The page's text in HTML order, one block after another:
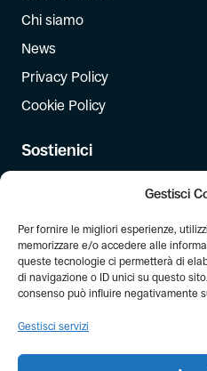
Gestisci
Per fornire le migliori esperienze,
memorizzare e/o accedere alle
queste tecnologie ci permetterà di
di navigazione o ID unici su questo
consenso può influire negativamente
Gestisci servizi
Chi siamo
News
Privacy Policy
Cookie Policy
Sostienici
Dona il 5 per mille
Newsletter